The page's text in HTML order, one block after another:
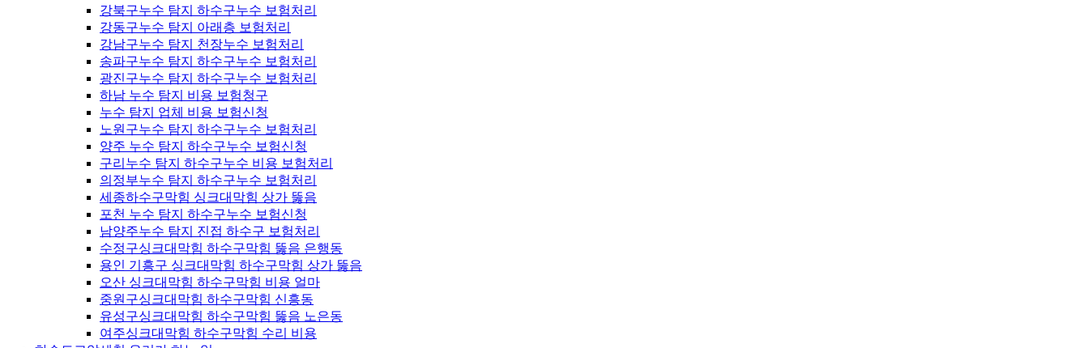
강북구누수 탐지 하수구누수 보험처리
강동구누수 탐지 아래층 보험처리
강남구누수 탐지 천장누수 보험처리
송파구누수 탐지 하수구누수 보험처리
광진구누수 탐지 하수구누수 보험처리
하남 누수 탐지 비용 보험청구
누수 탐지 업체 비용 보험신청
노원구누수 탐지 하수구누수 보험처리
양주 누수 탐지 하수구누수 보험신청
구리누수 탐지 하수구누수 비용 보험처리
의정부누수 탐지 하수구누수 보험처리
세종하수구막힘 싱크대막힘 상가 뚫음
포천 누수 탐지 하수구누수 보험신청
남양주누수 탐지 진접 하수구 보험처리
수정구싱크대막힘 하수구막힘 뚫음 은행동
용인 기흥구 싱크대막힘 하수구막힘 상가 뚫음
오산 싱크대막힘 하수구막힘 비용 얼마
중원구싱크대막힘 하수구막힘 신흥동
유성구싱크대막힘 하수구막힘 뚫음 노은동
여주싱크대막힘 하수구막힘 수리 비용